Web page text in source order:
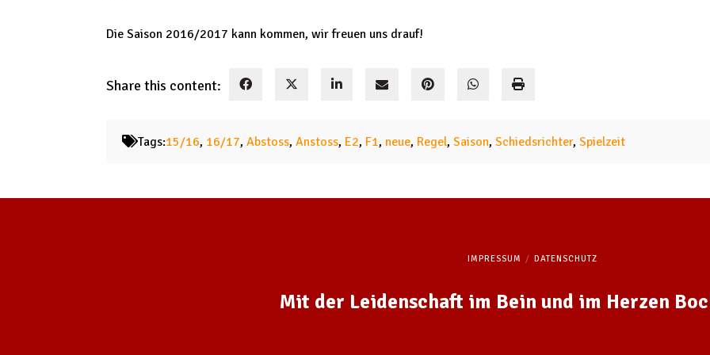
Die Saison 2016/2017 kann kommen, wir freuen uns drauf!
Share this content:
Tags:15/16, 16/17,Abstoss,Anstoss, E2, F1, neue, Regel,Saison,Schiedsrichter,Spielzeit
IMPRESSUM DATENSCHUTZ
Mit der Leidenschaft im Bein und im Herzen